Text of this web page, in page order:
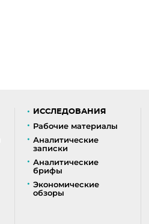
ИССЛЕДОВАНИЯ
Рабочие материалы
Аналитические
записки
Аналитические
брифы
Экономические
обзоры